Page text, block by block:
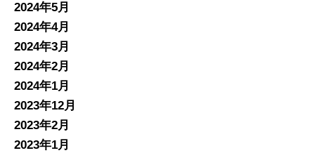
2024年5月
2024年4月
2024年3月
2024年2月
2024年1月
2023年12月
2023年2月
2023年1月